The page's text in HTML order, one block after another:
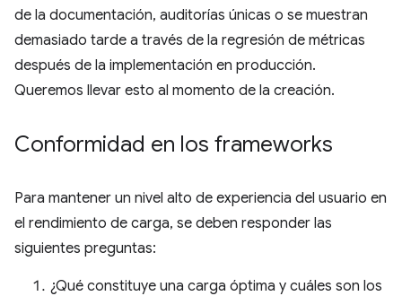
de la documentación, auditorías únicas o se muestran
demasiado tarde a través de la regresión de métricas
después de la implementación en producción.
Queremos llevar esto al momento de la creación.
Conformidad en los frameworks
Para mantener un nivel alto de experiencia del usuario en
el rendimiento de carga, se deben responder las
siguientes preguntas:
¿Qué constituye una carga óptima y cuáles son los